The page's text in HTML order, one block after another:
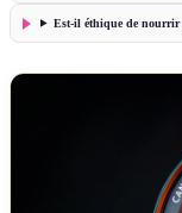
Est-il éthique de